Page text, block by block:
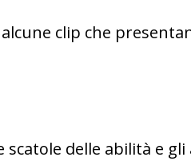
clip che
delle abilità e